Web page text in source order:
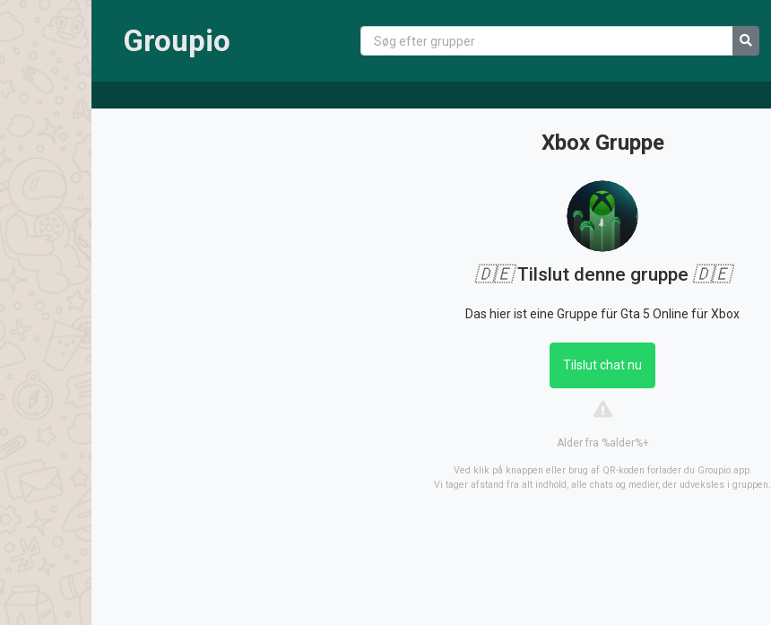
Groupio
Xbox Gruppe
🇩🇪Tilslut denne gruppe 🇩🇪
Das hier ist eine Gruppe für Gta 5 Online für Xbox
Tilslut chat nu
Alder fra %alder%+
Ved klik på knappen eller brug af QR-koden forlader du Groupio.app.
Vi tager afstand fra alt indhold, alle chats og medier, der udveksles i gruppen.